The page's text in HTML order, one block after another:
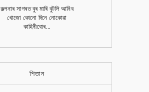
কল্পনাৰ সাগৰত বুৰ মাৰি বুটলি আনিব
খোজো কোনো দিনে নোকোৱা
কাহিনীবোৰ...
শিতান